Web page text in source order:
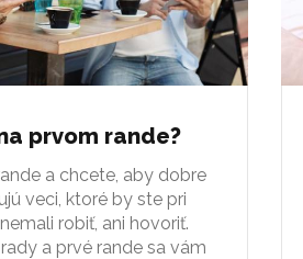
prvom rande?
a chcete, aby dobre
veci, ktoré by ste pri
robiť, ani hovoriť.
a prvé rande sa vám